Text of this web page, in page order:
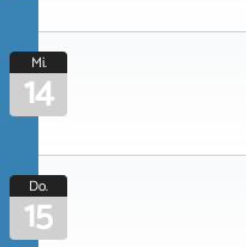
Mi.
14
Do.
15